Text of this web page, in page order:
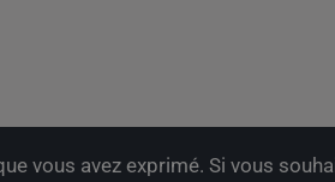
vous avez exprimé. Si vous